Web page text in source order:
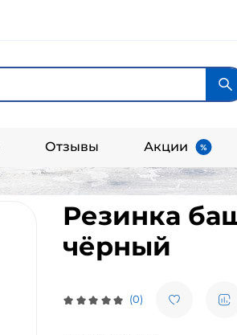
Отзывы Акции
(0)
Резинка
чёрный